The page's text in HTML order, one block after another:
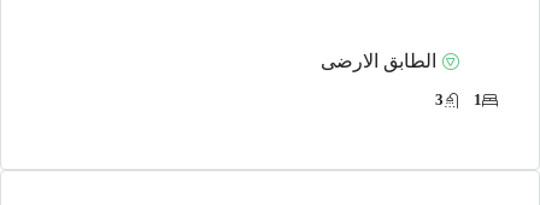
الطابق الارضى
1
3